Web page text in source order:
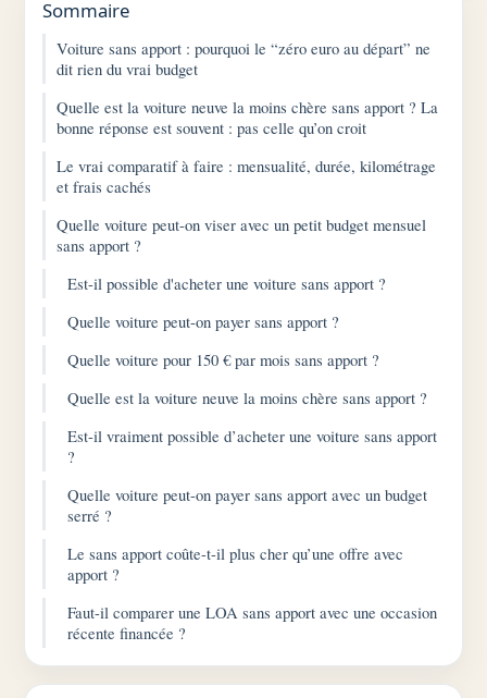
Sommaire
Voiture sans apport : pourquoi le “zéro euro au départ” ne
dit rien du vrai budget
Quelle est la voiture neuve la moins chère sans apport ? La
bonne réponse est souvent : pas celle qu’on croit
Le vrai comparatif à faire : mensualité, durée, kilométrage
et frais cachés
Quelle voiture peut-on viser avec un petit budget mensuel
sans apport ?
Est-il possible d'acheter une voiture sans apport ?
Quelle voiture peut-on payer sans apport ?
Quelle voiture pour 150 € par mois sans apport ?
Quelle est la voiture neuve la moins chère sans apport ?
Est-il vraiment possible d’acheter une voiture sans apport
?
Quelle voiture peut-on payer sans apport avec un budget
serré ?
Le sans apport coûte-t-il plus cher qu’une offre avec
apport ?
Faut-il comparer une LOA sans apport avec une occasion
récente financée ?